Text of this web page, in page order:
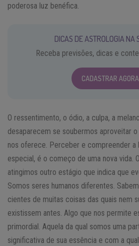
poderosa luz benéfica.
DICAS DE ASTROLOGIA NA
Receba previsões, dicas e
CADASTRAR AGORA
O ressentimento, o ódio, a culpa, a
desaparecem se soubermos aproveitar
nos oferece. Perceber e compreender a
especial, é o começo de uma nova vida.
atingimos outro estágio que indica que
Somos seres humanos diferentes.
cientes de muitas coisas das quais nem
existissem antes. Algo que nos permite
primordial. Aquela da qual somos uma
significativa de sua essência e com a